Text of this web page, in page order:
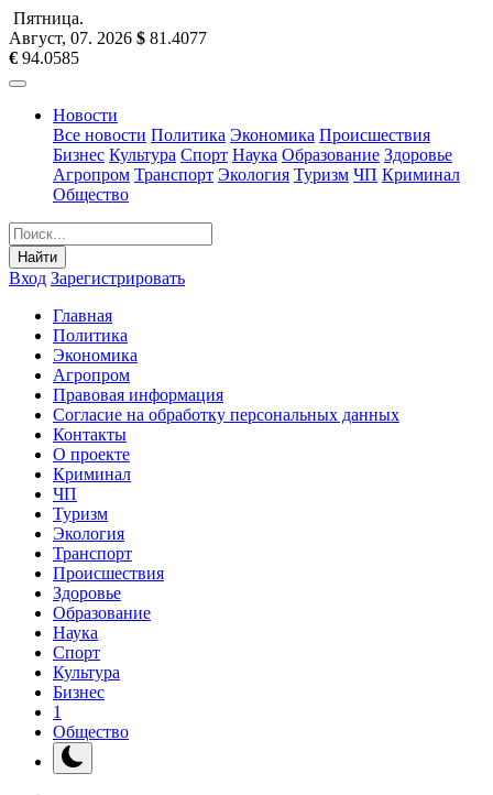
Пятница.
Август, 07. 2026 $ 81.4077
€ 94.0585
Новости
Все новости Политика Экономика Происшествия
Бизнес Культура Спорт Наука Образование Здоровье
Агропром Транспорт Экология Туризм ЧП Криминал
Общество
Найти
Вход Зарегистрировать
Главная
Политика
Экономика
Агропром
Правовая информация
Согласие на обработку персональных данных
Контакты
О проекте
Криминал
ЧП
Туризм
Экология
Транспорт
Происшествия
Здоровье
Образование
Наука
Спорт
Культура
Бизнес
1
Общество